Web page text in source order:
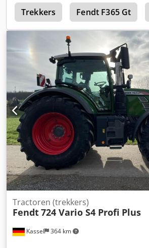
Trekkers Fendt F365 Gt
Kassel 364 km
Tractoren (trekkers)
Fendt724 Vario S4 Profi Plus